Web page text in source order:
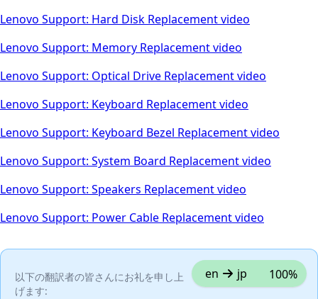
Lenovo Support: Hard Disk Replacement video
Lenovo Support: Memory Replacement video
Lenovo Support: Optical Drive Replacement video
Lenovo Support: Keyboard Replacement video
Lenovo Support: Keyboard Bezel Replacement video
Lenovo Support: System Board Replacement video
Lenovo Support: Speakers Replacement video
Lenovo Support: Power Cable Replacement video
以下の翻訳者の皆さんにお礼を申し上
げます:
en jp 100%